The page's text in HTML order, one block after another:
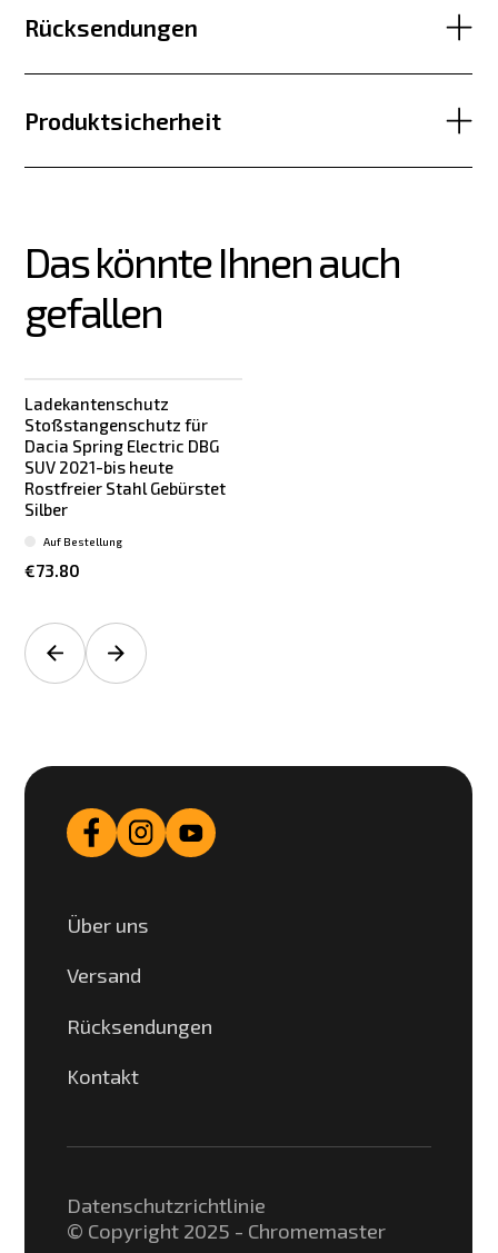
Rücksendungen
Produktsicherheit
Das könnte Ihnen auch
gefallen
Ladekantenschutz
Stoßstangenschutz für
Dacia Spring Electric DBG
SUV 2021-bis heute
Rostfreier Stahl Gebürstet
Silber
€73.80
Auf Bestellung
Über uns
Versand
Rücksendungen
Kontakt
© Copyright 2025 - Chromemaster
Datenschutzrichtlinie